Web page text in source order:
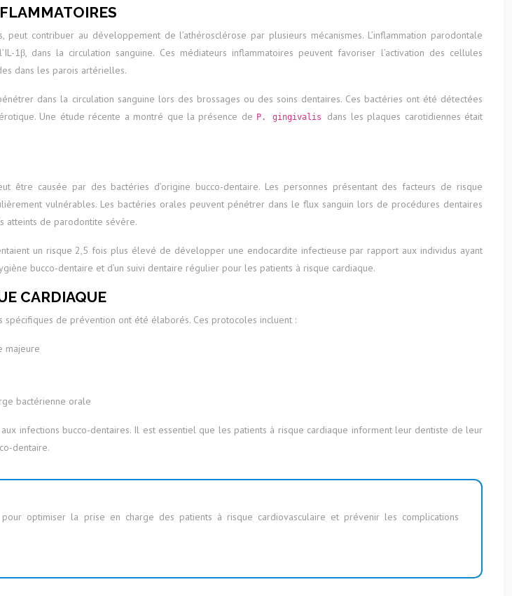
contribuer au développement de l’athérosclérose par plusieurs mécanismes. L’inflammation parodontale
dans la circulation sanguine. Ces médiateurs inflammatoires peuvent favoriser l’activation des cellules
dans les parois artérielles.
dans la circulation sanguine lors des brossages ou des soins dentaires. Ces bactéries ont été détectées
Une étude récente a montré que la présence de P. gingivalis dans les plaques carotidiennes était
être causée par des bactéries d’origine bucco-dentaire. Les personnes présentant des facteurs de risque
vulnérables. Les bactéries orales peuvent pénétrer dans le flux sanguin lors de procédures dentaires
atteints de parodontite sévère.
un risque 2,5 fois plus élevé de développer une endocardite infectieuse par rapport aux individus ayant
bucco-dentaire et d’un suivi dentaire régulier pour les patients à risque cardiaque.
CARDIAQUE
de prévention ont été élaborés. Ces protocoles incluent :
majeure
bactérienne orale
infections bucco-dentaires. Il est essentiel que les patients à risque cardiaque informent leur dentiste de leur
dentaire.
optimiser la prise en charge des patients à risque cardiovasculaire et prévenir les complications